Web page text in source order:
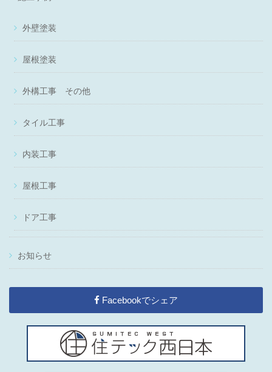
外壁塗装
屋根塗装
外構工事 その他
タイル工事
内装工事
屋根工事
ドア工事
お知らせ
Facebookでシェア